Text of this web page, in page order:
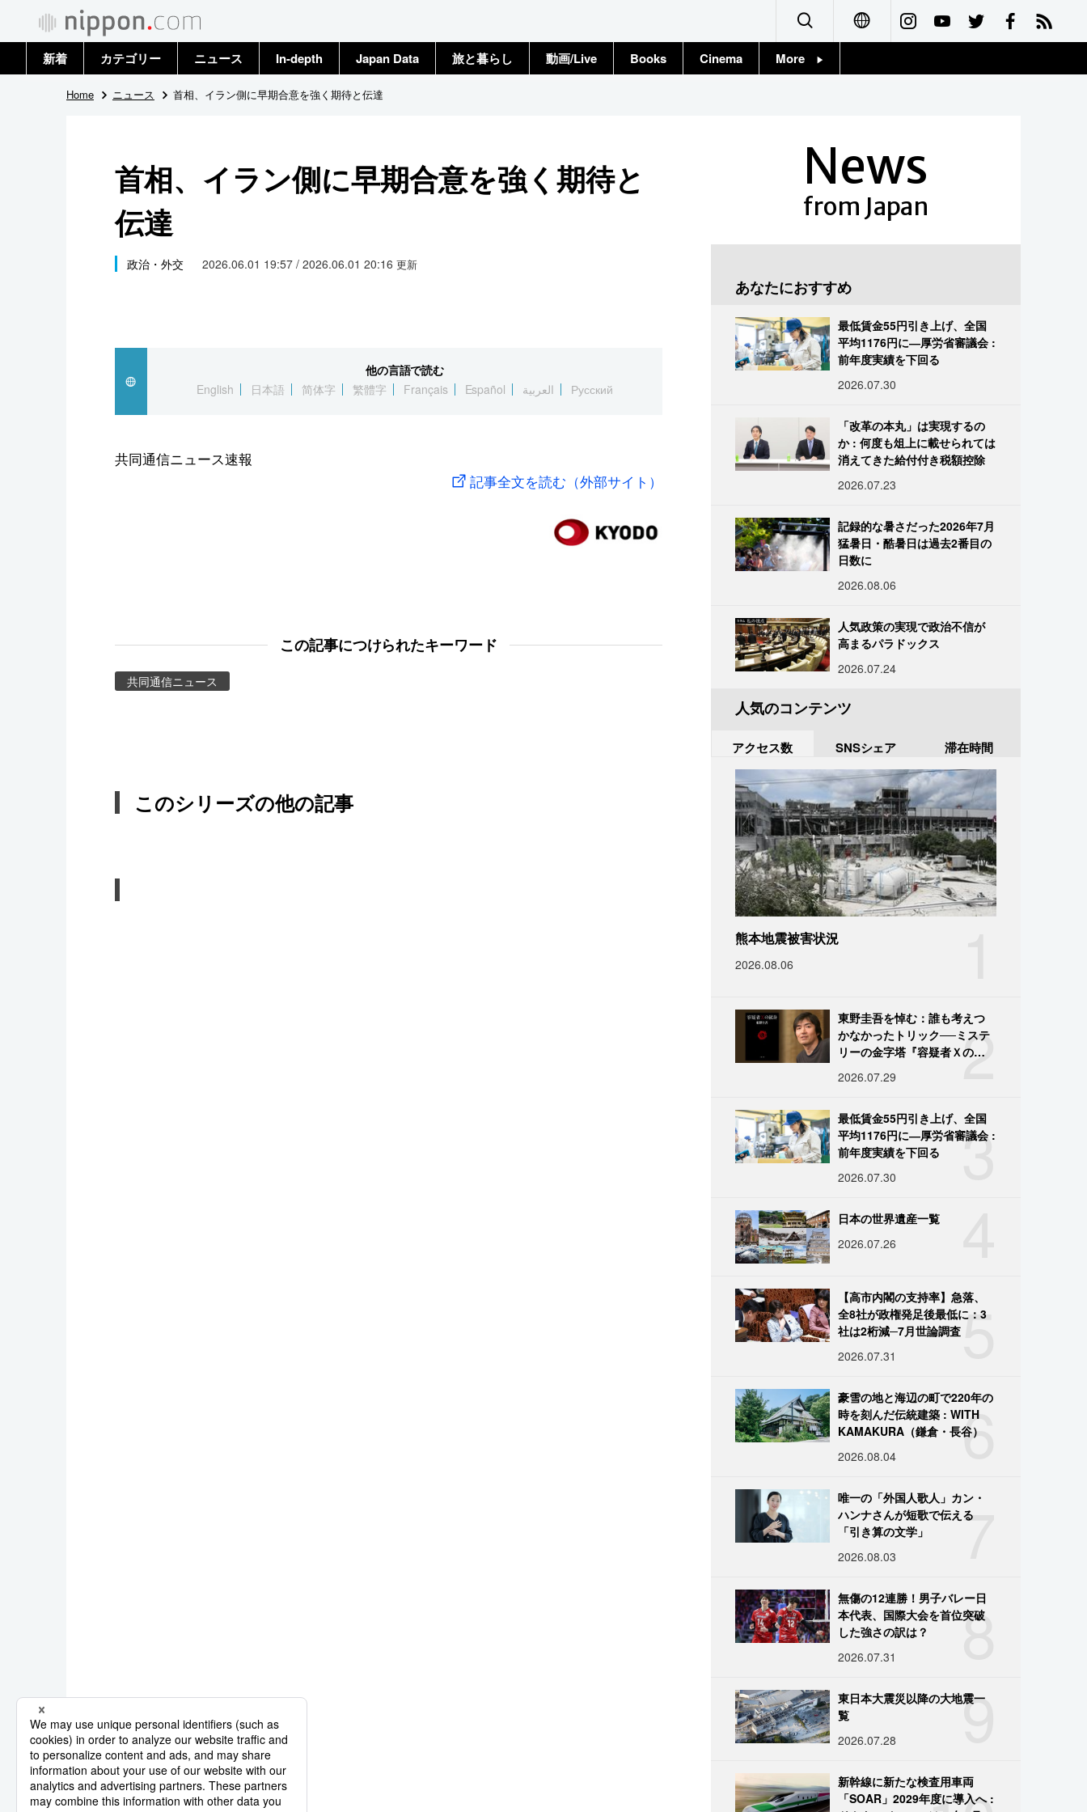
Français
新着 カテゴリー
政治・外交
国際
社会
文化
スポーツ・東京2020
ニュース
トップ
In-depth Japan Data 旅と暮らし 動画/Live Books Cinema More
Home ニュース 首相、イラン側に早期合意を強く期待と伝達
首相、イラン側に早期合意を強く期待と
伝達
政治・外交 2026.06.01 19:57 / 2026.06.01 20:16 更新
他の言語で読む
English
日本語 简体字 繁體字 Français Español العربية Русский
共同通信ニュース速報
記事全文を読む（外部サイト）
この記事につけられたキーワード
共同通信ニュース
このシリーズの他の記事
News
from Japan
あなたにおすすめ
最低賃金55円引き上げ、全国
平均1176円に―厚労省審議会 :
前年度実績を下回る
2026.07.30
「改革の本丸」は実現するの
か : 何度も俎上に載せられては
消えてきた給付付き税額控除
2026.07.23
記録的な暑さだった2026年7月
猛暑日・酷暑日は過去2番目の
日数に
2026.08.06
人気政策の実現で政治不信が
高まるパラドックス
2026.07.24
人気のコンテンツ
アクセス数 SNSシェア 滞在時間
熊本地震被害状況
2026.08.06
2
東野圭吾を悼む：誰も考えつ
かなかったトリック──ミステ
リーの金字塔『容疑者Ｘの献
2026.07.29
3
最低賃金55円引き上げ、全国
平均1176円に―厚労省審議会 :
前年度実績を下回る
2026.07.30
日本の世界遺産一覧
2026.07.26
5
【高市内閣の支持率】急落、
全8社が政権発足後最低に：3
社は2桁減─7月世論調査
2026.07.31
6
豪雪の地と海辺の町で220年の
時を刻んだ伝統建築 : WITH
KAMAKURA（鎌倉・長谷）
2026.08.04
7
唯一の「外国人歌人」カン・
ハンナさんが短歌で伝える
「引き算の文学」
2026.08.03
8
無傷の12連勝！男子バレー日
本代表、国際大会を首位突破
した強さの訳は？
2026.07.31
9
東日本大震災以降の大地震一
覧
2026.07.28
新幹線に新たな検査用車両
「SOAR」2029年度に導入へ :